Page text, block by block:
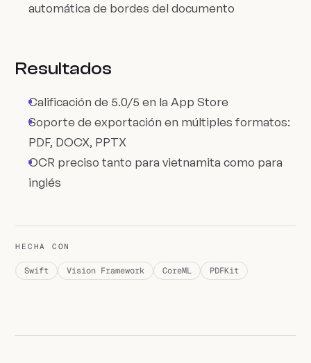
automática de bordes del documento
Resultados
Calificación de 5.0/5 en la App Store
Soporte de exportación en múltiples formatos:
PDF, DOCX, PPTX
OCR preciso tanto para vietnamita como para
inglés
HECHA CON
Swift Vision Framework CoreML PDFKit